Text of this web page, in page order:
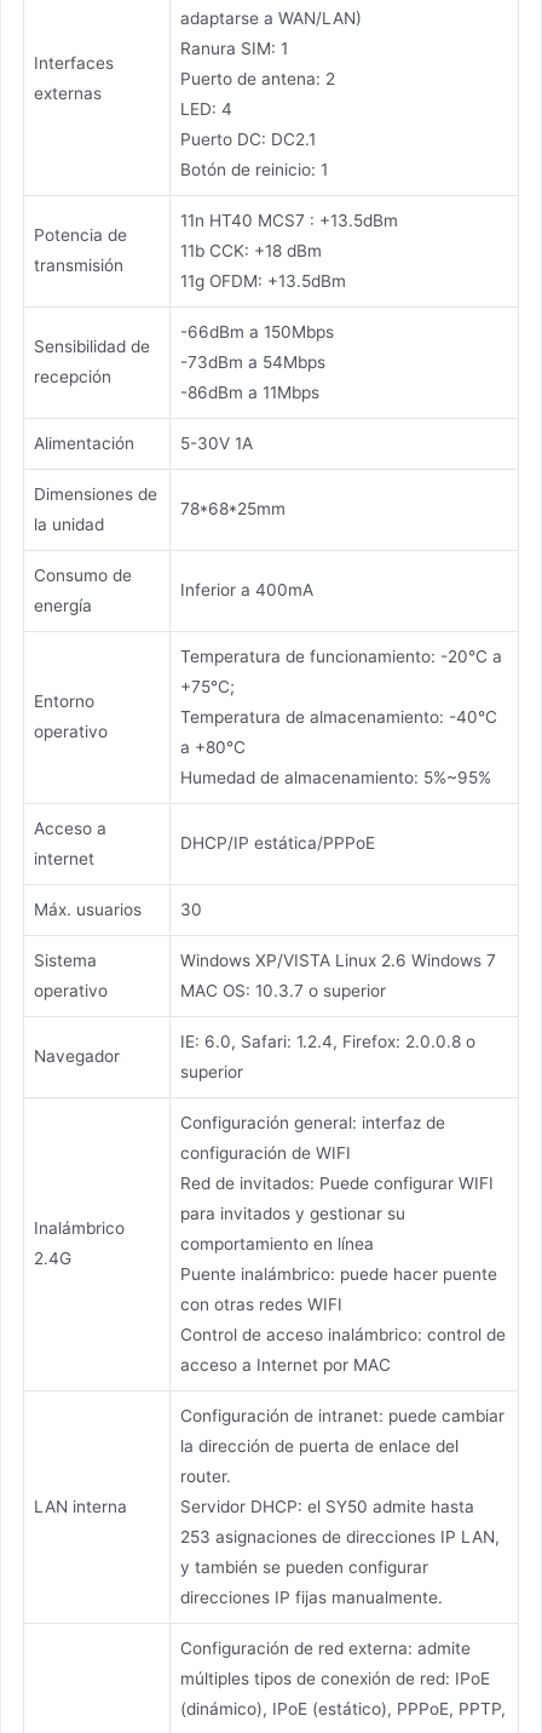
Interfaces
externas
adaptarse a WAN/LAN)
Ranura SIM: 1
Puerto de antena: 2
LED: 4
Puerto DC: DC2.1
Botón de reinicio: 1
Potencia de
transmisión
11n HT40 MCS7 : +13.5dBm
11b CCK: +18 dBm
11g OFDM: +13.5dBm
Sensibilidad de
recepción
-66dBm a 150Mbps
-73dBm a 54Mbps
-86dBm a 11Mbps
Alimentación 5-30V 1A
Dimensiones de
la unidad
78*68*25mm
Consumo de
energía
Inferior a 400mA
Entorno
operativo
Temperatura de funcionamiento: -20°C a
+75°C;
Temperatura de almacenamiento: -40°C
a +80°C
Humedad de almacenamiento: 5%~95%
Acceso a
internet
DHCP/IP estática/PPPoE
Máx. usuarios 30
Sistema
operativo
Windows XP/VISTA Linux 2.6 Windows 7
MAC OS: 10.3.7 o superior
Navegador
IE: 6.0, Safari: 1.2.4, Firefox: 2.0.0.8 o
superior
Inalámbrico
2.4G
Configuración general: interfaz de
configuración de WIFI
Red de invitados: Puede configurar WIFI
para invitados y gestionar su
comportamiento en línea
Puente inalámbrico: puede hacer puente
con otras redes WIFI
Control de acceso inalámbrico: control de
acceso a Internet por MAC
LAN interna
Configuración de intranet: puede cambiar
la dirección de puerta de enlace del
router.
Servidor DHCP: el SY50 admite hasta
253 asignaciones de direcciones IP LAN,
y también se pueden configurar
direcciones IP fijas manualmente.
Configuración de red externa: admite
múltiples tipos de conexión de red: IPoE
(dinámico), IPoE (estático), PPPoE, PPTP,